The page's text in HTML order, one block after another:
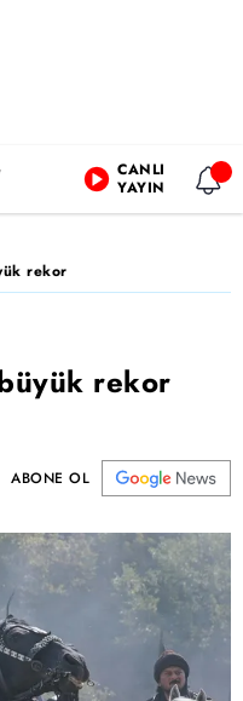
CANLI
YAYIN
rekor
rekor
ABONE OL